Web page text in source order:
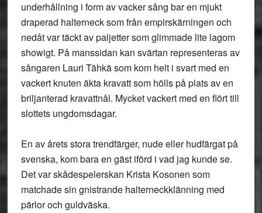
underhållning i form av vacker sång bar en mjukt
draperad halterneck som från empirskärningen och
nedåt var täckt av paljetter som glimmade lite lagom
showigt. På manssidan kan svärtan representeras av
sångaren Lauri Tähkä som kom helt i svart med en
vackert knuten äkta kravatt som hölls på plats av en
briljanterad kravattnål. Mycket vackert med en flört till
slottets ungdomsdagar.
En av årets stora trendfärger, nude eller hudfärgat på
svenska, kom bara en gäst iförd i vad jag kunde se.
Det var skådespelerskan Krista Kosonen som
matchade sin gnistrande halterneckklänning med
pärlor och guldväska.